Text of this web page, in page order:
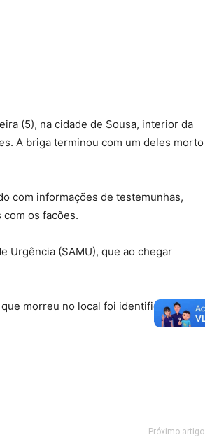
(5), na cidade de Sousa, interior da
A briga terminou com um deles morto
com informações de testemunhas,
os facões.
Urgência (SAMU), que ao chegar
morreu no local foi identificado
Próximo artigo